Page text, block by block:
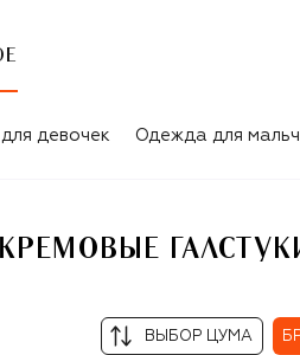
девочек Одежда для
КРЕМОВЫЕ
ВЫБОР ЦУМА